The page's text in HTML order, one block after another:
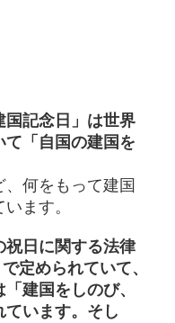
国記念日」は世界
「自国の建国を
何をもって建国
ます。
祝日に関する法律
定められていて、
建国をしのび、
ています。そし